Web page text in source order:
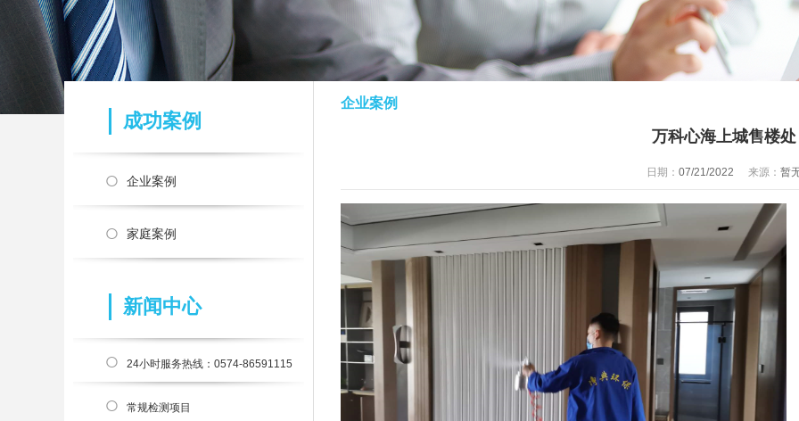
成功案例
企业案例
家庭案例
新闻中心
24小时服务热线：0574-86591115
常规检测项目
企业案例
万科心海上城售楼处
日期： 07/21/2022 来源： 暂